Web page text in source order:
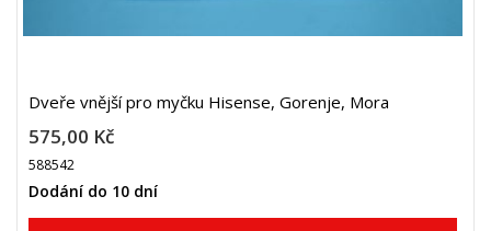
Dveře vnější pro myčku Hisense, Gorenje, Mora
575,00 Kč
588542
Dodání do 10 dní